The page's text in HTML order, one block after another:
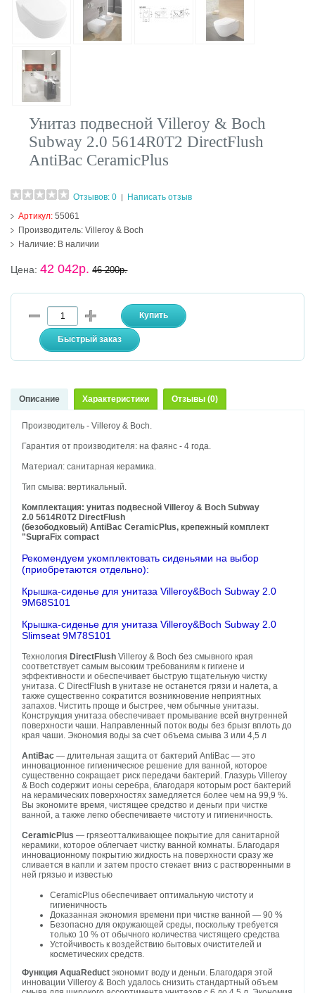
Унитаз подвесной Villeroy & Boch
Subway 2.0 5614R0T2 DirectFlush
AntiBac CeramicPlus
Отзывов: 0
Написать отзыв
Артикул:55061
Производитель: Villeroy & Boch
Наличие: В наличии
Цена:42 042р. 46 200р.
Описание Характеристики Отзывы (0)
Производитель - Villeroy & Boch.
Гарантия от производителя: на фаянс - 4 года.
Материал: санитарная керамика.
Тип смыва: вертикальный.
Комплектация: унитаз подвесной Villeroy & Boch Subway
2.0 5614R0T2 DirectFlush
(безободковый) AntiBac CeramicPlus, крепежный комплект
"SupraFix compact
Рекомендуем укомплектовать сиденьями на выбор
(приобретаются отдельно):
Крышка-сиденье для унитаза Villeroy&Boch Subway 2.0
9M68S101
Крышка-сиденье для унитаза Villeroy&Boch Subway 2.0
Slimseat 9M78S101
Технология DirectFlush Villeroy & Boch без смывного края
соответствует самым высоким требованиям к гигиене и
эффективности и обеспечивает быструю тщательную чистку
унитаза. С DirectFlush в унитазе не останется грязи и налета, а
также существенно сократится возникновение неприятных
запахов. Чистить проще и быстрее, чем обычные унитазы.
Конструкция унитаза обеспечивает промывание всей внутренней
поверхности чаши. Направленный поток воды без брызг вплоть до
края чаши. Экономия воды за счет объема смыва 3 или 4,5 л
AntiBac — длительная защита от бактерий AntiBac — это
инновационное гигиеническое решение для ванной, которое
существенно сокращает риск передачи бактерий. Глазурь Villeroy
& Boch содержит ионы серебра, благодаря которым рост бактерий
на керамических поверхностях замедляется более чем на 99,9 %.
Вы экономите время, чистящее средство и деньги при чистке
ванной, а также легко обеспечиваете чистоту и гигиеничность.
CeramicPlus — грязеотталкивающее покрытие для санитарной
керамики, которое облегчает чистку ванной комнаты. Благодаря
инновационному покрытию жидкость на поверхности сразу же
сливается в капли и затем просто стекает вниз с растворенными в
ней грязью и известью
CeramicPlus обеспечивает оптимальную чистоту и
гигиеничность
Доказанная экономия времени при чистке ванной — 90 %
Безопасно для окружающей среды, поскольку требуется
только 10 % от обычного количества чистящего средства
Устойчивость к воздействию бытовых очистителей и
косметических средств.
Функция AquaReduct экономит воду и деньги. Благодаря этой
инновации Villeroy & Boch удалось снизить стандартный объем